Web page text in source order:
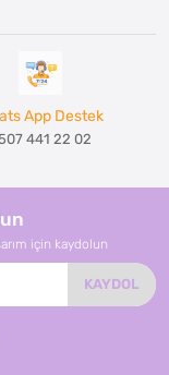
App Destek
441 22 02
için kaydolun
KAYDOL